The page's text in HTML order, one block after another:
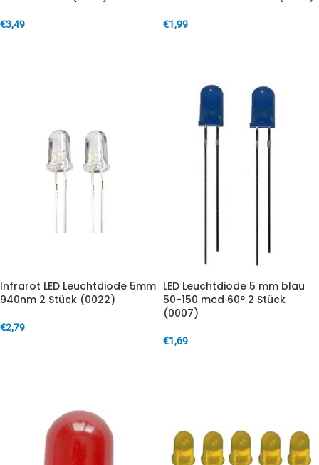
€3,49 €1,99
Infrarot LED Leuchtdiode 5mm
940nm 2 Stück (0022)
€2,79
LED Leuchtdiode 5 mm blau
50-150 mcd 60° 2 Stück
(0007)
€1,69